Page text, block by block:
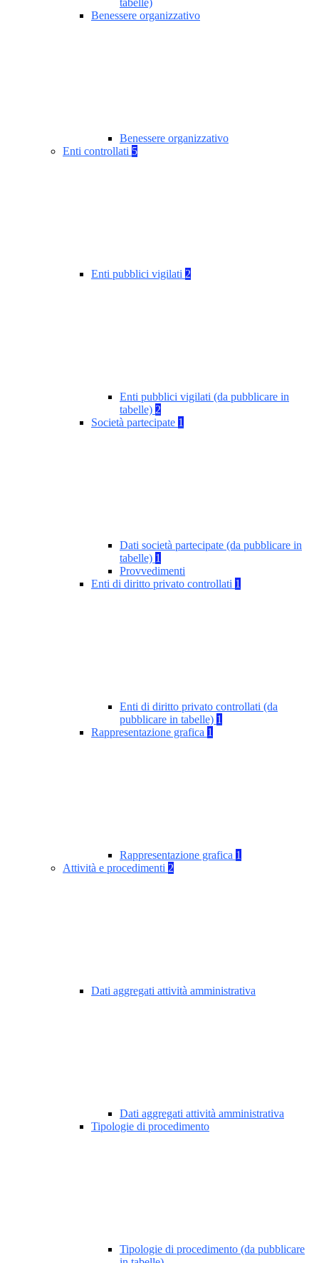
tabelle)
Benessere organizzativo
Benessere organizzativo
Enti controllati 5
Enti pubblici vigilati 2
Enti pubblici vigilati (da pubblicare in
tabelle) 2
Società partecipate 1
Dati società partecipate (da pubblicare in
tabelle) 1
Provvedimenti
Enti di diritto privato controllati 1
Enti di diritto privato controllati (da
pubblicare in tabelle) 1
Rappresentazione grafica 1
Rappresentazione grafica 1
Attività e procedimenti 2
Dati aggregati attività amministrativa
Dati aggregati attività amministrativa
Tipologie di procedimento
Tipologie di procedimento (da pubblicare